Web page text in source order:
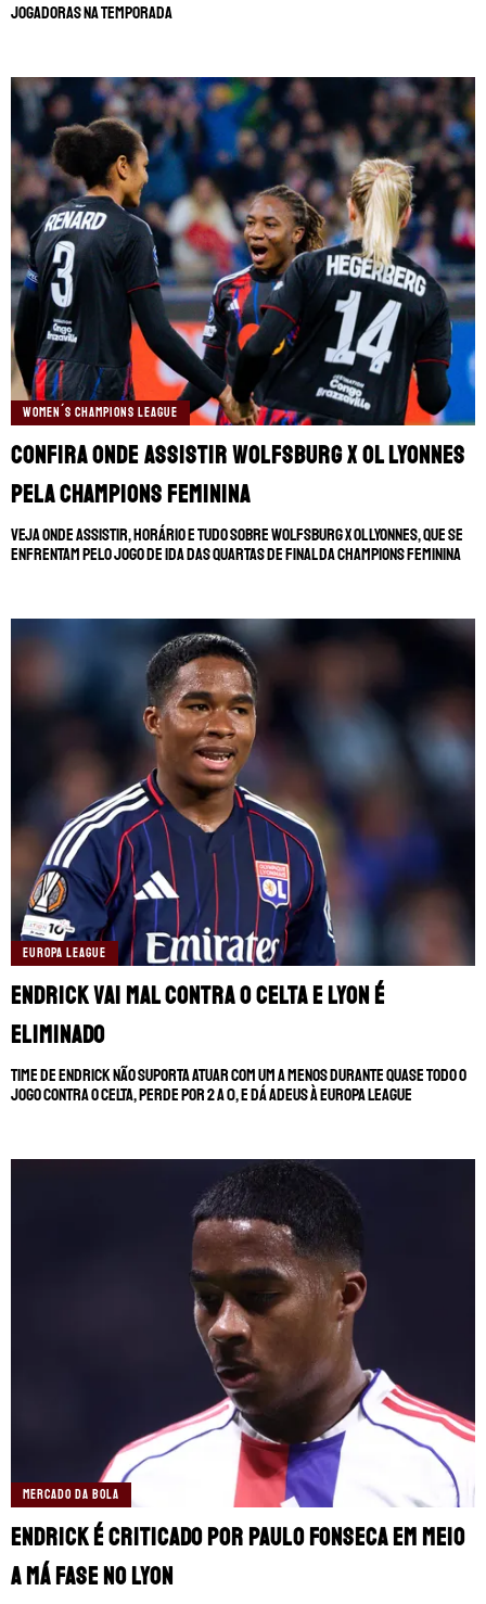
jogadoras na temporada
WOMEN´S CHAMPIONS LEAGUE
Confira onde assistir Wolfsburg x OL Lyonnes
pela Champions Feminina
Veja onde assistir, horário e tudo sobre Wolfsburg x OL Lyonnes, que se
enfrentam pelo jogo de ida das quartas de final da Champions Feminina
EUROPA LEAGUE
Endrick vai mal contra o Celta e Lyon é
eliminado
Time de Endrick não suporta atuar com um a menos durante quase todo o
jogo contra o Celta, perde por 2 a 0, e dá adeus à Europa League
MERCADO DA BOLA
Endrick é criticado por Paulo Fonseca em meio
a má fase no Lyon